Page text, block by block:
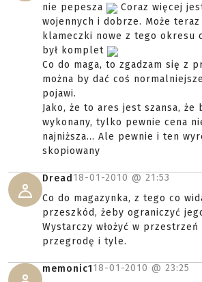
nie pepesza
Coraz więcej
wojennych i dobrze. Może
klameczki nowe z tego okresu
był komplet
Co do maga, to zgadzam się z
można by dać coś
pojawi.
Jako, że to ares jest szansa, że
wykonany, tylko pewnie cena
najniższa... Ale pewnie i ten
skopiowany
Dread 18-01-2010 @ 21:53
Co do magazynka, z tego co
przeszkód, żeby ograniczyć
Wystarczy włożyć w
przegrodę i tyle.
memonic118-01-2010 @ 23:25